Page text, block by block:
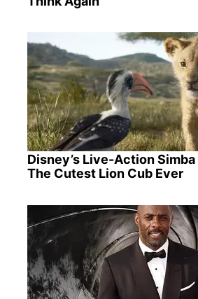
Disney’s Live-Action Simba
The Cutest Lion Cub Ever